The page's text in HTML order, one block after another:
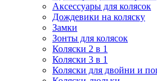
Аксессуары для колясок
Дождевики на коляску
Замки
Зонты для колясок
Коляски 2 в 1
Коляски 3 в 1
Коляски для двойни и